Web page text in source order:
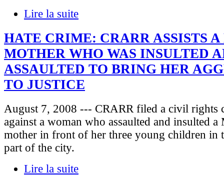
Lire la suite
HATE CRIME: CRARR ASSISTS
MOTHER WHO WAS INSULTED
ASSAULTED TO BRING HER
TO JUSTICE
August 7, 2008 --- CRARR filed a civil rights
against a woman who assaulted and insulted a
mother in front of her three young children in
part of the city.
Lire la suite